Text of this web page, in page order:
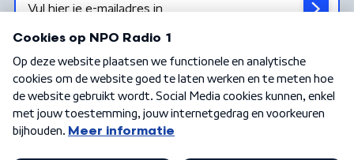
Algemene voorwaarden